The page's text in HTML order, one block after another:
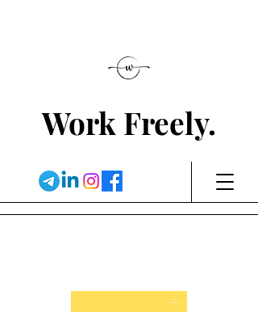
Work Freely.